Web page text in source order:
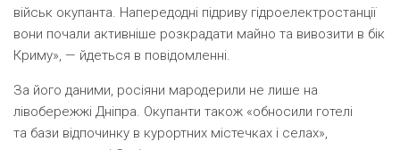
військ окупанта. Напередодні підриву гідроелектростанції
вони почали активніше розкрадати майно та вивозити в бік
Криму», — йдеться в повідомленні.
За його даними, росіяни мародерили не лише на
лівобережжі Дніпра. Окупанти також «обносили готелі
та бази відпочинку в курортних містечках і селах»,